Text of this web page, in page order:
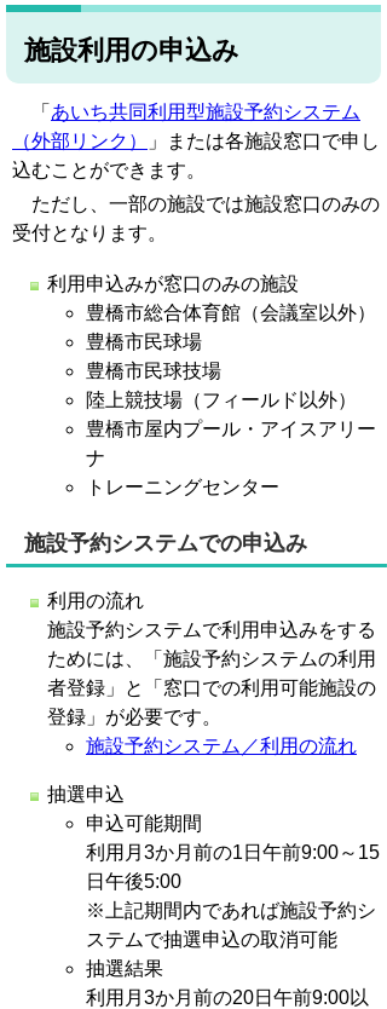
施設利用の申込み
「 あいち共同利用型施設予約システム
（外部リンク）
」または各施設窓口で申し
込むことができます。
ただし、一部の施設では施設窓口のみの
受付となります。
利用申込みが窓口のみの施設
豊橋市総合体育館（会議室以外）
豊橋市民球場
豊橋市民球技場
陸上競技場（フィールド以外）
豊橋市屋内プール・アイスアリー
ナ
トレーニングセンター
施設予約システムでの申込み
利用の流れ
施設予約システムで利用申込みをする
ためには、
「施設予約システムの利用
者登録」と「窓口での利用可能施設の
登録」が必要です。
施設予約システム／利用の流れ
抽選申込
申込可能期間
利用月3か月前の1日午前9:00～15
日午後5:00
※上記期間内であれば施設予約シ
ステムで抽選申込の取消可能
抽選結果
利用月3か月前の20日午前9:00以